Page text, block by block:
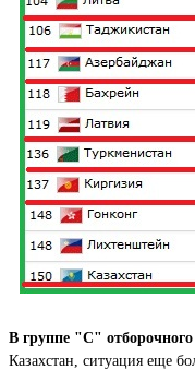
В группе "С"
Казахстан, ситуация еще